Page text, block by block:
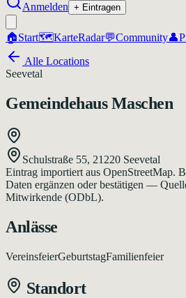
Anmelden + Eintragen
🏠Start🗺️KarteRadar💬Community👤
Alle Locations
Seevetal
Gemeindehaus Maschen
Schulstraße 55, 21220 Seevetal
Eintrag importiert aus OpenStreetMap.
Daten ergänzen oder bestätigen —
Mitwirkende (ODbL).
Anlässe
VereinsfeierGeburtstagFamilienfeier
Standort